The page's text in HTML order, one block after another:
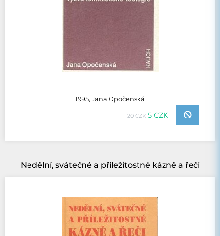
1995, Jana Opočenská
20 CZK5 CZK
Nedělní, svátečné a příležitostné kázně a řeči